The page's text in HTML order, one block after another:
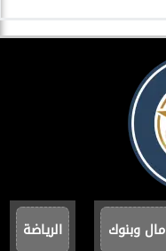
مال وبنوك الرياضة